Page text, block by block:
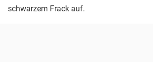
schwarzem Frack auf.